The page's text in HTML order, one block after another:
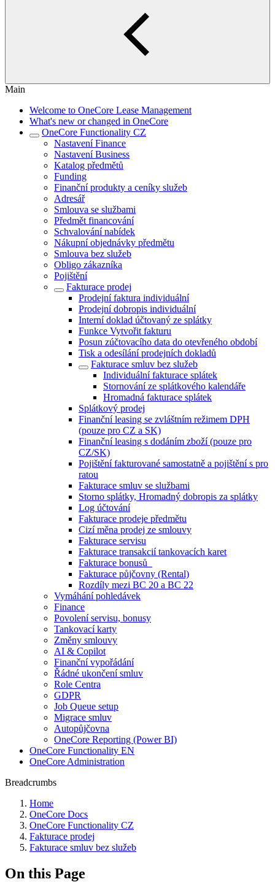
Main
Welcome to OneCore Lease Management
What's new or changed in OneCore
OneCore Functionality CZ
Nastavení Finance
Nastavení Business
Katalog předmětů
Funding
Finanční produkty a ceníky služeb
Adresář
Smlouva se službami
Předmět financování
Schvalování nabídek
Nákupní objednávky předmětu
Smlouva bez služeb
Obligo zákazníka
Pojištění
Fakturace prodej
Prodejní faktura individuální
Prodejní dobropis individuální
Interní doklad účtovaný ze splátky
Funkce Vytvořit fakturu
Posun zúčtovacího data do otevřeného období
Tisk a odesílání prodejních dokladů
Fakturace smluv bez služeb
Individuální fakturace splátek
Stornování ze splátkového kalendáře
Hromadná fakturace splátek
Splátkový prodej
Finanční leasing se zvláštním režimem DPH
(pouze pro CZ a SK)
Finanční leasing s dodáním zboží (pouze pro
CZ/SK)
Pojištění fakturované samostatně a pojištění s pro
ratou
Fakturace smluv se službami
Storno splátky, Hromadný dobropis za splátky
Log účtování
Fakturace prodeje předmětu
Cizí měna prodej ze smlouvy
Fakturace servisu
Fakturace transakcií tankovacích karet
Fakturace bonusů_
Fakturace půjčovny (Rental)
Rozdíly mezi BC 20 a BC 22
Vymáhání pohledávek
Finance
Povolení servisu, bonusy
Tankovací karty
Změny smlouvy
AI & Copilot
Finanční vypořádání
Řádné ukončení smluv
Role Centra
GDPR
Job Queue setup
Migrace smluv
Autopůjčovna
OneCore Reporting (Power BI)
OneCore Functionality EN
OneCore Administration
Breadcrumbs
Home
OneCore Docs
OneCore Functionality CZ
Fakturace prodej
Fakturace smluv bez služeb
On this Page